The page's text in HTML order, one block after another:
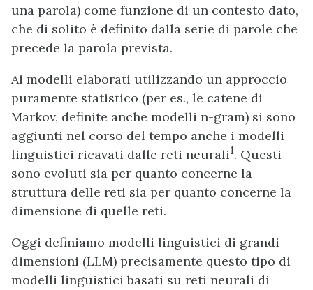
una parola) come funzione di un contesto dato,
che di solito è definito dalla serie di parole che
precede la parola prevista.
Ai modelli elaborati utilizzando un approccio
puramente statistico (per es., le catene di
Markov, definite anche modelli n-gram) si sono
aggiunti nel corso del tempo anche i modelli
linguistici ricavati dalle reti neurali1. Questi
sono evoluti sia per quanto concerne la
struttura delle reti sia per quanto concerne la
dimensione di quelle reti.
Oggi definiamo modelli linguistici di grandi
dimensioni (LLM) precisamente questo tipo di
modelli linguistici basati su reti neurali di